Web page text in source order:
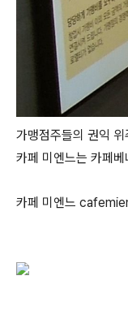
가맹점주들의 권익
카페 미엔느는 카페
카페 미엔느